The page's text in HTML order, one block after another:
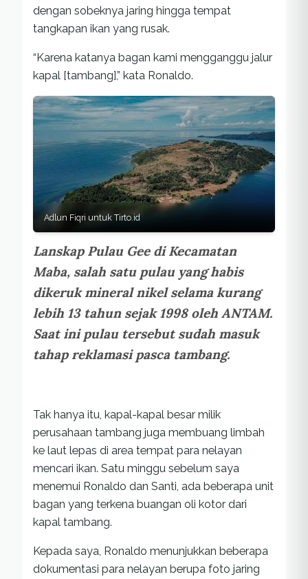
dengan sobeknya jaring hingga tempat
tangkapan ikan yang rusak.
“Karena katanya bagan kami mengganggu jalur
kapal [tambang],” kata Ronaldo.
Adlun Fiqri untuk Tirto.id
Lanskap Pulau Gee di Kecamatan
Maba, salah satu pulau yang habis
dikeruk mineral nikel selama kurang
lebih 13 tahun sejak 1998 oleh ANTAM.
Saat ini pulau tersebut sudah masuk
tahap reklamasi pasca tambang.
Tak hanya itu, kapal-kapal besar milik
perusahaan tambang juga membuang limbah
ke laut lepas di area tempat para nelayan
mencari ikan. Satu minggu sebelum saya
menemui Ronaldo dan Santi, ada beberapa unit
bagan yang terkena buangan oli kotor dari
kapal tambang.
Kepada saya, Ronaldo menunjukkan beberapa
dokumentasi para nelayan berupa foto jaring